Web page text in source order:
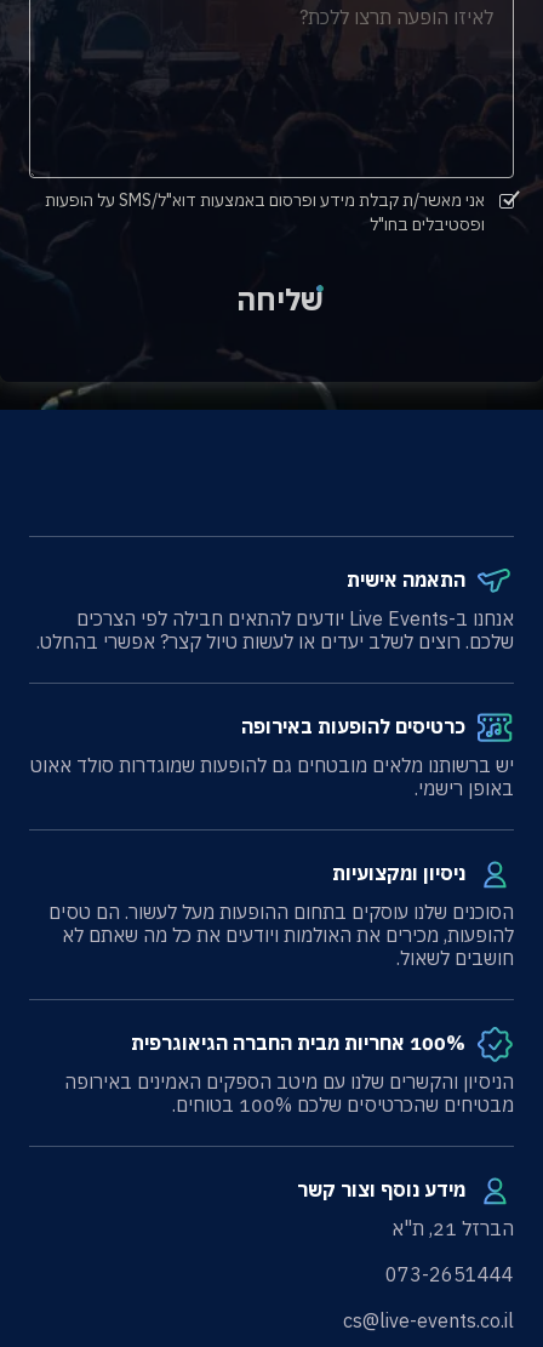
אני מאשר/ת קבלת מידע ופרסום באמצעות דוא"ל/SMS על הופעות
ופסטיבלים בחו"ל
שליחה
התאמה אישית
אנחנו ב-Live Events יודעים להתאים חבילה לפי הצרכים
שלכם. רוצים לשלב יעדים או לעשות טיול קצר? אפשרי בהחלט.
כרטיסים להופעות באירופה
יש ברשותנו מלאים מובטחים גם להופעות שמוגדרות סולד אאוט
באופן רישמי.
ניסיון ומקצועיות
הסוכנים שלנו עוסקים בתחום ההופעות מעל לעשור. הם טסים
להופעות, מכירים את האולמות ויודעים את כל מה שאתם לא
חושבים לשאול.
100% אחריות מבית החברה הגיאוגרפית
הניסיון והקשרים שלנו עם מיטב הספקים האמינים באירופה
מבטיחים שהכרטיסים שלכם 100% בטוחים.
מידע נוסף וצור קשר
הברזל 21, ת"א
073-2651444
cs@live-events.co.il